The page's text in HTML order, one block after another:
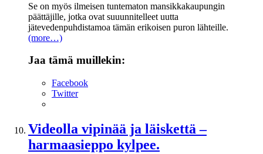
Se on myös ilmeisen tuntematon mansikkakaupungin
päättäjille, jotka ovat suuunnitelleet uutta
jätevedenpuhdistamoa tämän erikoisen puron lähteille.
(more…)
Jaa tämä muillekin:
Facebook
Twitter
Videolla vipinää ja läiskettä –
harmaasieppo kylpee.